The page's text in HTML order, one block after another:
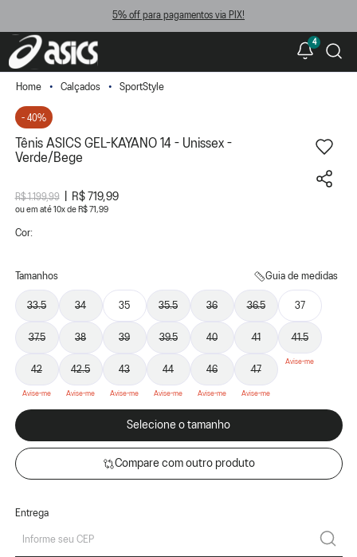
5% off para pagamentos via PIX!
4
Calçados SportStyle
- 40%
Tênis ASICS GEL-KAYANO 14 - Unissex -
Verde/Bege
R$ 1.199,99 R$ 719,99
ou 10xde R$ 71,99
Cor:
Tamanhos Guia de medidas
33.5 34 35 35.5 36 36.5 37
37.5 38 39 39.5 40 41 41.5
42 42.5 43 44 46 47
Selecione o tamanho
Compare com outro produto
Entrega